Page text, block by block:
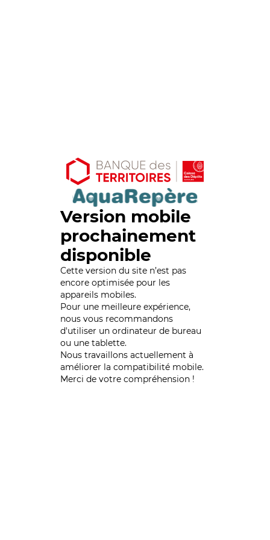
Version mobile
prochainement
disponible
Cette version du site n’est pas
encore optimisée pour les
appareils mobiles.
Pour une meilleure expérience,
nous vous recommandons
d'utiliser un ordinateur de bureau
ou une tablette.
Nous travaillons actuellement à
améliorer la compatibilité mobile.
Merci de votre compréhension !